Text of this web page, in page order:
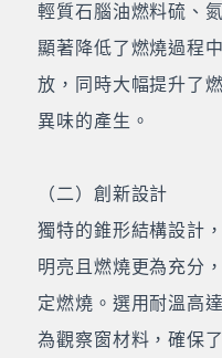
輕質石腦油燃料硫、
顯著降低了燃燒過程
放，同時大幅提升了
異味的產生。
（二）創新設計
獨特的錐形結構設計
明亮且燃燒更為充分
定燃燒。選用耐溫高
為觀察窗材料，確保